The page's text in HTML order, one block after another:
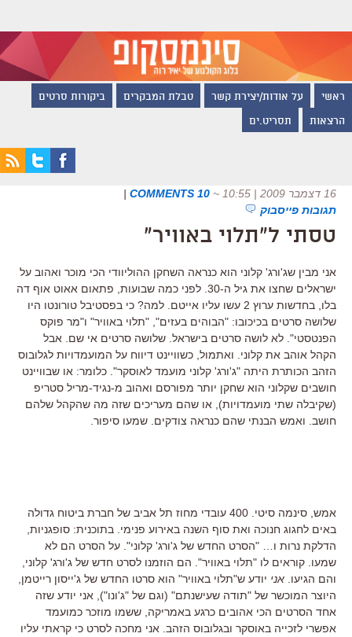
ראשי על אודות/יצירת קשר טבלת המבקרים ביקורות סרטים
הרצאות תסריט.ים
16 דצמבר 2009 | 10:55 ~
10 COMMENTS
|
תגובות פייסבוק
טסתי ל"תלוי באוויר"
אני מבין שג'ורג' קלוני הוא כנראה השחקן ההוליוודי הכי מוכר ואהוב על
ישראלים שחצו את גיל ה-30. לפני כמה שבועות, פתאום אאוט אוף דה
בלו, בחדשות ערוץ 2 עשו עליו אייטם. למה? כי בפסטיבל טורונטו היו
שלושה סרטים בכיכובו: "הבוהים בעזים", "תלוי באוויר" ו"מר פוקס
הפנטסטי". לא לושה סרטים בישראל. שלושה סרטים אי שם. אבל
הקהל אוהב את קלוני. ואתמול, כשוויינט דיווח על המועמדויות לגלובוס
הזהב הכותרת היתה "ג'ורג' קלוני מועמד לאוסקר". כלומר: או שבוויינט
חושבים שקלוני הוא שחקן יותר מפורסם ואהוב מ-נגיד-מריל סטריפ
(שקיבלה שתי מועמדויות), או שהם מעריכים שזה מה שהקהל שלהם
חושב. ואמש הבנתי שהם כנראה צודקים. שמעו סיפור.
אמש, סינמה סיטי. 400 עובדי מחוז תל אביב של חברת ביטוח גדולה
באים לחגוג חנוכה ואת סוף השנה באירוע פנימי. בתוכנית: סופגניות,
הדלקת נרות ו… "הסרט החדש של ג'ורג' קלוני". על הסרט הם לא
שמעו. קוראים לו "תלוי באוויר". הם הוזמנו לסרט חדש של ג'ורג' קלוני,
והם הגיעו. אני יודע ש"תלוי באוויר" הוא סרטו החדש של ג'ייסון רייטמן,
היוצר המוכשר של "תודה שעישנתם" (וגם של "ג'ונו"), אני יודע שזה
אחד הסרטים הכי אהובים כרגע באמריקה, ששמו מוזכר כמועמד
אפשרי לזכייה באוסקר ובגלובוס הזהב. אני מחכה לסרט כי קראתי עליו